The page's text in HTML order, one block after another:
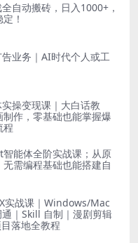
自动搬砖，日入1000+，
！
告业务｜AI时代个人或工
实操变现课｜大白话教
作，零基础也能掌握爆
程
智能体全阶实战课；从原
需编程基础也能搭建自
｜Skill 自制｜漫剧剪辑
落地全教程